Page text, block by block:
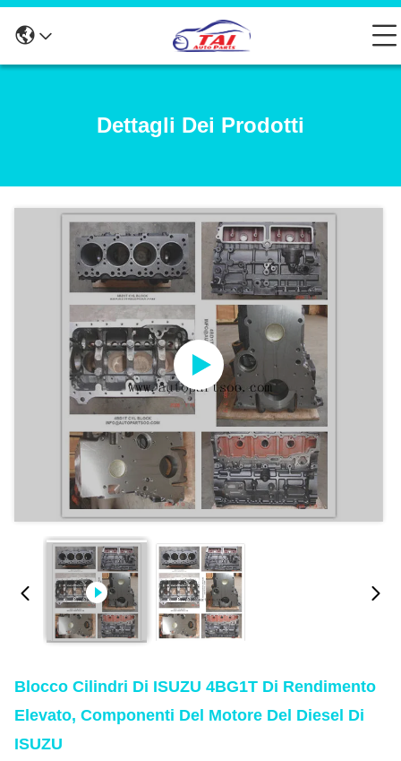
Dettagli Dei Prodotti
Blocco Cilindri Di ISUZU 4BG1T Di Rendimento
Elevato, Componenti Del Motore Del Diesel Di
ISUZU